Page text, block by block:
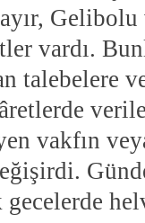
Gelibolu
vardı.
talebelere
vakfın